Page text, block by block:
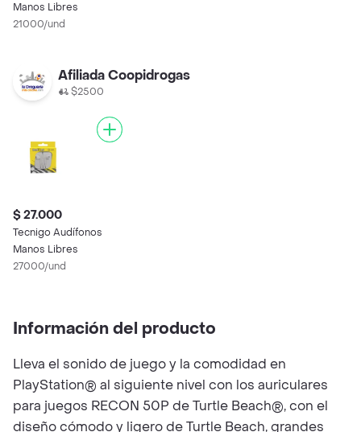
Manos Libres
21000/und
Afiliada Coopidrogas
$2500
$ 27.000
Tecnigo Audífonos
Manos Libres
27000/und
Información del producto
Lleva el sonido de juego y la comodidad en
PlayStation® al siguiente nivel con los auriculares
para juegos RECON 50P de Turtle Beach®, con el
diseño cómodo y ligero de Turtle Beach, grandes